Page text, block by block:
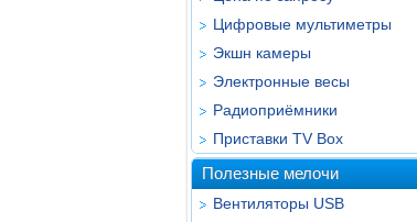
Цифровые мультиметры
Экшн камеры
Электронные весы
Радиоприёмники
Приставки TV Box
Полезные мелочи
Вентиляторы USB